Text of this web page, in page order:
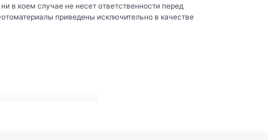
коем случае не несет ответственности перед
приведены исключительно в качестве